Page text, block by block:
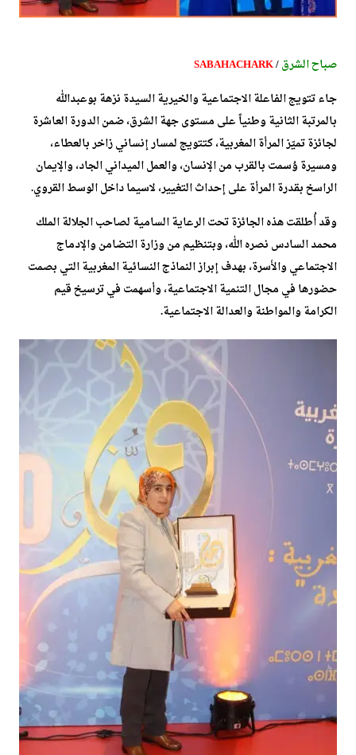
صباح الشرق/
SABAHACHARK
جاء تتويج الفاعلة الاجتماعية والخيرية السيدة نزهة بوعبدالله
بالمرتبة الثانية وطنياً على مستوى جهة الشرق، ضمن الدورة العاشرة
لجائزة تميّز المرأة المغربية، كتتويج لمسار إنساني زاخر بالعطاء،
ومسيرة وُسمت بالقرب من الإنسان، والعمل الميداني الجاد، والإيمان
الراسخ بقدرة المرأة على إحداث التغيير، لاسيما داخل الوسط القروي.
وقد أُطلقت هذه الجائزة تحت الرعاية السامية لصاحب الجلالة الملك
محمد السادس نصره الله، وبتنظيم من وزارة التضامن والإدماج
الاجتماعي والأسرة، بهدف إبراز النماذج النسائية المغربية التي بصمت
حضورها في مجال التنمية الاجتماعية، وأسهمت في ترسيخ قيم
الكرامة والمواطنة والعدالة الاجتماعية.